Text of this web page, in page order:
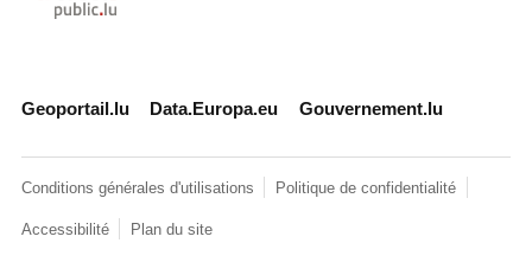
Geoportail.lu Data.Europa.eu Gouvernement.lu
Conditions générales d'utilisations Politique de confidentialité
Accessibilité Plan du site